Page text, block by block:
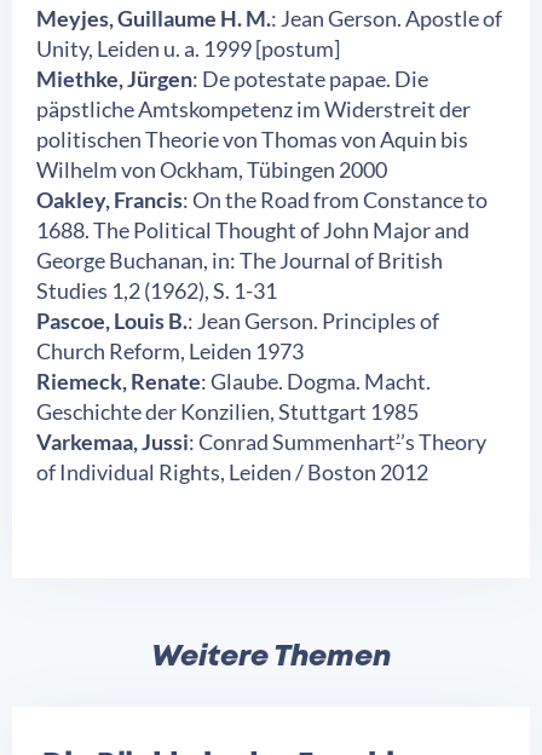
Meyjes, Guillaume H. M.: Jean Gerson. Apostle of
Unity, Leiden u. a. 1999 [postum]
Miethke, Jürgen: De potestate papae. Die
päpstliche Amtskompetenz im Widerstreit der
politischen Theorie von Thomas von Aquin bis
Wilhelm von Ockham, Tübingen 2000
Oakley, Francis: On the Road from Constance to
1688. The Political Thought of John Major and
George Buchanan, in: The Journal of British
Studies 1,2 (1962), S. 1-31
Pascoe, Louis B.: Jean Gerson. Principles of
Church Reform, Leiden 1973
Riemeck, Renate: Glaube. Dogma. Macht.
Geschichte der Konzilien, Stuttgart 1985
Varkemaa, Jussi: Conrad Summenhart’’s Theory
of Individual Rights, Leiden / Boston 2012
Weitere Themen